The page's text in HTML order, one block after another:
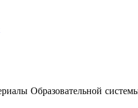
Образовательной